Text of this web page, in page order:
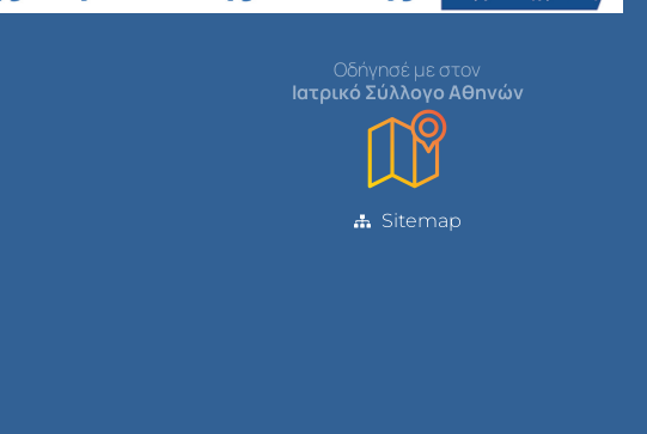
Οδήγησέ με στον
Ιατρικό Σύλλογο Αθηνών
Sitemap